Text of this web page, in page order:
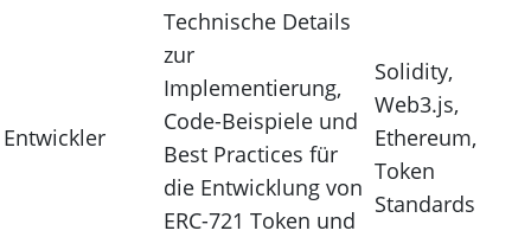
Entwickler
Technische Details
zur
Implementierung,
Code-Beispiele und
Best Practices für
die Entwicklung von
ERC-721 Token und
Solidity,
Web3.js,
Ethereum,
Token
Standards